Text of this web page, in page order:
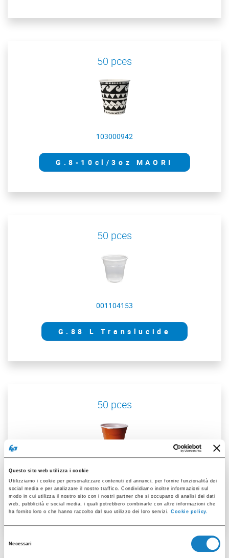
Questo sito web utilizza i cookie
Utilizziamo i cookie per personalizzare contenuti ed annunci, per fornire funzionalità dei
social media e per analizzare il nostro traffico. Condividiamo inoltre informazioni sul
modo in cui utilizza il nostro sito con i nostri partner che si occupano di analisi dei dati
web, pubblicità e social media, i quali potrebbero combinarle con altre informazioni che
ha fornito loro o che hanno raccolto dal suo utilizzo dei loro servizi.Cookie policy.
Necessari
50 pces
103000942
G.8-10cl/3oz MAORI
50 pces
001104153
G.88 L Translucide
50 pces
G.88 L Blanc/Noisette